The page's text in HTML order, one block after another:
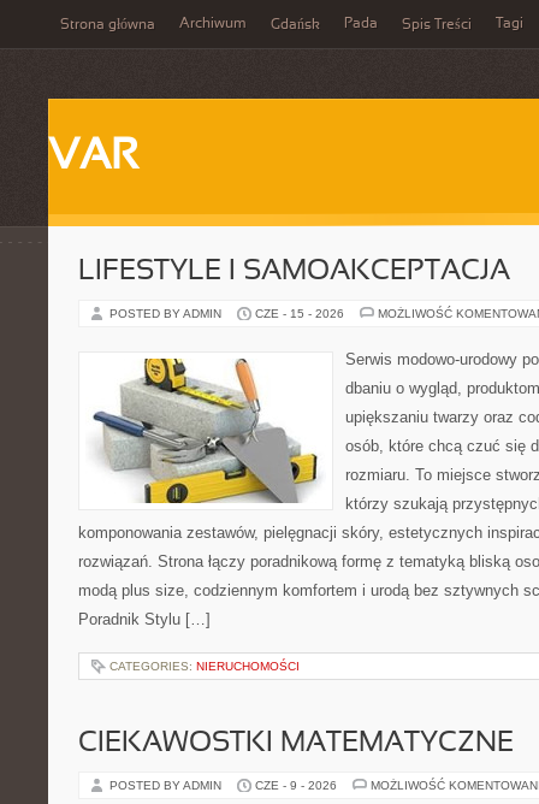
Strona główna Archiwum Gdańsk Pada Spis Treści Tagi
VAR
LIFESTYLE I SAMOAKCEPTACJA
POSTED BY ADMIN CZE - 15 - 2026 MOŻLIWOŚĆ
Serwis modowo-urodowy
dbaniu o wygląd,
upiększaniu twarzy oraz
osób, które chcą czuć się
rozmiaru. To miejsce
którzy szukają
komponowania zestawów, pielęgnacji skóry, estetycznych
rozwiązań. Strona łączy poradnikową formę z tematyką bliską
modą plus size, codziennym komfortem i urodą bez sztywnych
Poradnik Stylu […]
CATEGORIES: NIERUCHOMOŚCI
CIEKAWOSTKI MATEMATYCZNE
POSTED BY ADMIN CZE - 9 - 2026 MOŻLIWOŚĆ